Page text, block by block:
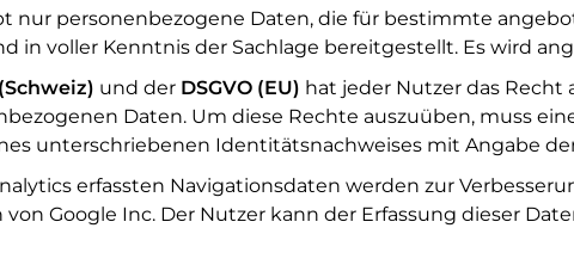
nur personenbezogene Daten, die für bestimmte
in voller Kenntnis der Sachlage bereitgestellt. Es wird
und der DSGVO (EU) hat jeder Nutzer das
Daten. Um diese Rechte auszuüben, muss
unterschriebenen Identitätsnachweises mit Angabe
erfassten Navigationsdaten werden zur
Google Inc. Der Nutzer kann der Erfassung dieser